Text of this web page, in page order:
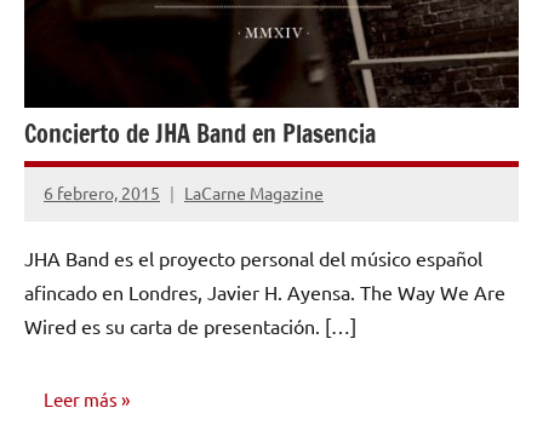
Concierto de JHA Band en Plasencia
6 febrero, 2015 LaCarne Magazine
No
comentarios
JHA Band es el proyecto personal del músico español
afincado en Londres, Javier H. Ayensa. The Way We Are
Wired es su carta de presentación. […]
Leer más